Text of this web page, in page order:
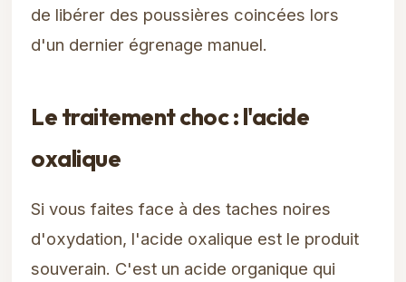
de libérer des poussières coincées lors
d'un dernier égrenage manuel.
Le traitement choc : l'acide
oxalique
Si vous faites face à des taches noires
d'oxydation, l'acide oxalique est le produit
souverain. C'est un acide organique qui